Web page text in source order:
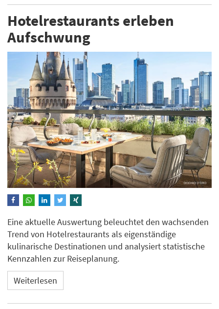
Hotelrestaurants erleben
Aufschwung
Eine aktuelle Auswertung beleuchtet den wachsenden
Trend von Hotelrestaurants als eigenständige
kulinarische Destinationen und analysiert statistische
Kennzahlen zur Reiseplanung.
Weiterlesen